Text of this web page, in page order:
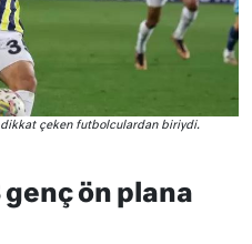
dikkat çeken futbolculardan biriydi.
genç ön plana